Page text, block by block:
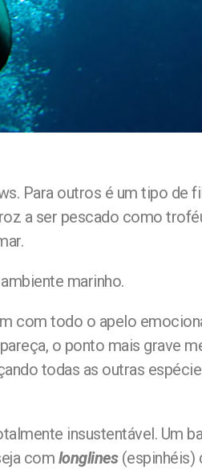
Para outros é um tipo de
a ser pescado como
marinho.
com todo o apelo
o ponto mais grave
todas as outras
insustentável. Um
com longlines(espinhéis)